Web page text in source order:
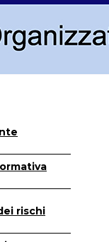
rischi